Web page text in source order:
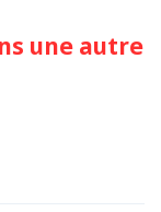
une autre